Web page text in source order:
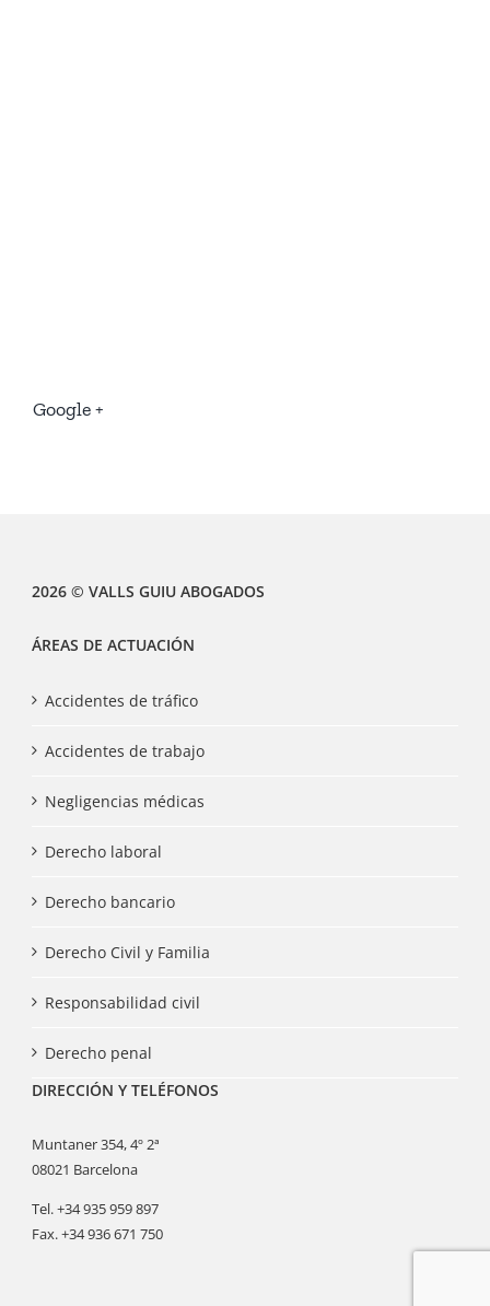
Google +
2026 © VALLS GUIU ABOGADOS
ÁREAS DE ACTUACIÓN
Accidentes de tráfico
Accidentes de trabajo
Negligencias médicas
Derecho laboral
Derecho bancario
Derecho Civil y Familia
Responsabilidad civil
Derecho penal
DIRECCIÓN Y TELÉFONOS
Muntaner 354, 4º 2ª
08021 Barcelona
Tel. +34 935 959 897
Fax. +34 936 671 750